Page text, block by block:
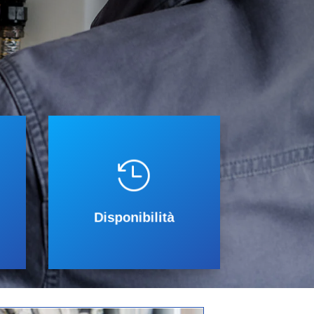

Disponibilità
Disponibilità 24H
Riparazione Caldaie e
scaldabagni a gas è operativo
Saunier Duval, Ferroli,